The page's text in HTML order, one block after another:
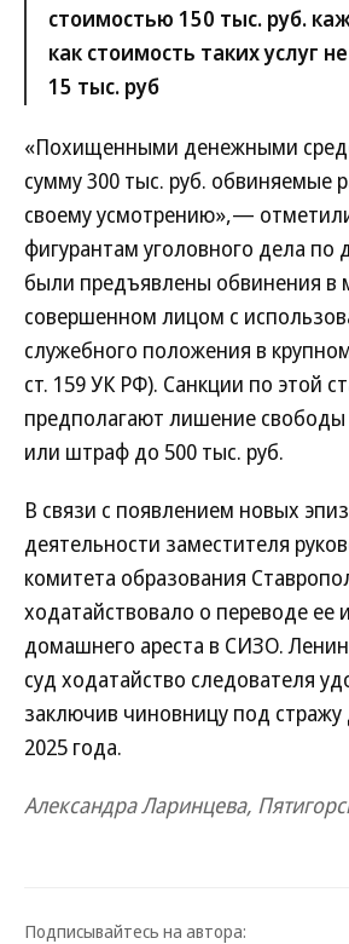
стоимостью 150 тыс. руб.
как стоимость таких услуг
15 тыс. руб
«Похищенными денежными
сумму 300 тыс. руб. обвиняемые
своему усмотрению»,—
фигурантам уголовного дела по
были предъявлены обвинения в
совершенном лицом с
служебного положения в
ст. 159 УК РФ). Санкции по этой
предполагают лишение
или штраф до 500 тыс. руб.
В связи с появлением новых
деятельности заместителя
комитета образования
ходатайствовало о переводе ее
домашнего ареста в СИЗО.
суд ходатайство следователя
заключив чиновницу под стражу
2025 года.
Александра Ларинцева,
Подписывайтесь на автора: